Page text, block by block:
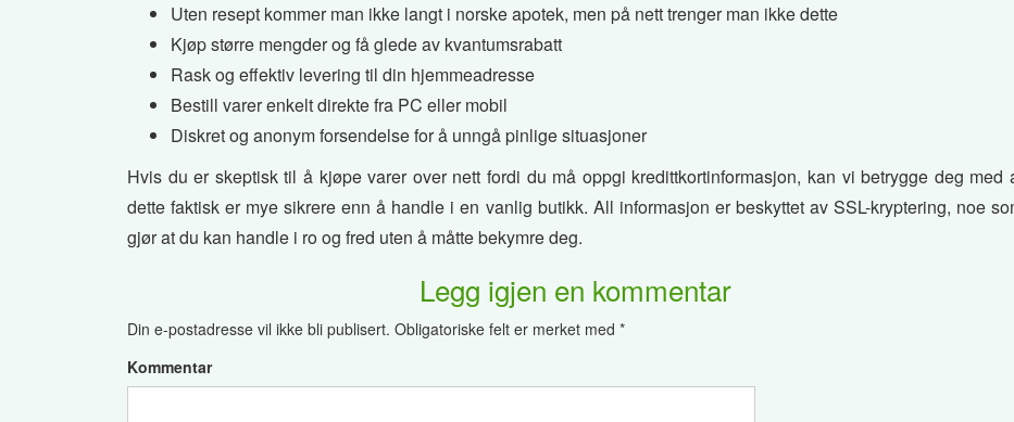
Uten resept kommer man ikke langt i norske apotek, men på nett trenger man ikke dette
Kjøp større mengder og få glede av kvantumsrabatt
Rask og effektiv levering til din hjemmeadresse
Bestill varer enkelt direkte fra PC eller mobil
Diskret og anonym forsendelse for å unngå pinlige situasjoner
Hvis du er skeptisk til å kjøpe varer over nett fordi du må oppgi kredittkortinformasjon, kan vi betrygge deg med
dette faktisk er mye sikrere enn å handle i en vanlig butikk. All informasjon er beskyttet av SSL-kryptering, noe
gjør at du kan handle i ro og fred uten å måtte bekymre deg.
Legg igjen en kommentar
Din e-postadresse vil ikke bli publisert. Obligatoriske felt er merket med *
Kommentar